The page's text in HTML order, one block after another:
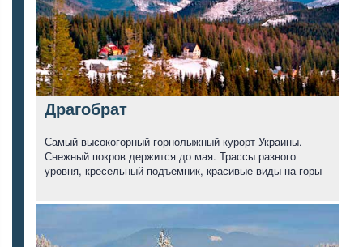
Драгобрат
Самый высокогорный горнолыжный курорт Украины.
Снежный покров держится до мая. Трассы разного
уровня, кресельный подъемник, красивые виды на горы